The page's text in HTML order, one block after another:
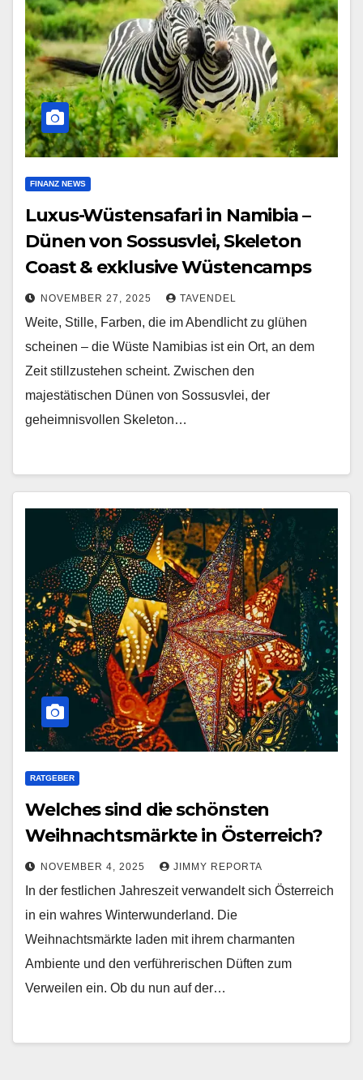
FINANZ NEWS
Luxus-Wüstensafari in Namibia –
Dünen von Sossusvlei, Skeleton
Coast & exklusive Wüstencamps
NOVEMBER 27, 2025 TAVENDEL
Weite, Stille, Farben, die im Abendlicht zu glühen
scheinen – die Wüste Namibias ist ein Ort, an dem
Zeit stillzustehen scheint. Zwischen den
majestätischen Dünen von Sossusvlei, der
geheimnisvollen Skeleton…
RATGEBER
Welches sind die schönsten
Weihnachtsmärkte in Österreich?
NOVEMBER 4, 2025 JIMMY REPORTA
In der festlichen Jahreszeit verwandelt sich Österreich
in ein wahres Winterwunderland. Die
Weihnachtsmärkte laden mit ihrem charmanten
Ambiente und den verführerischen Düften zum
Verweilen ein. Ob du nun auf der…